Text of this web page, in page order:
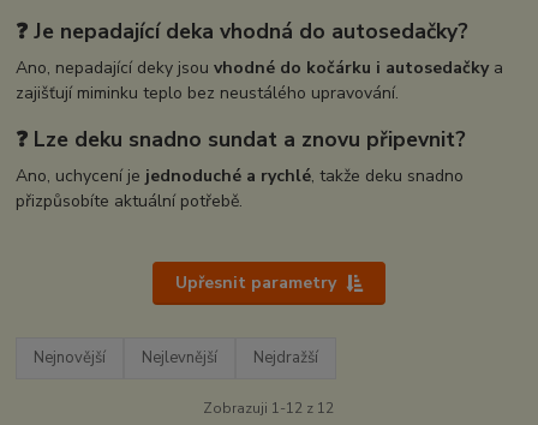
❓ Je nepadající deka vhodná do autosedačky?
Ano, nepadající deky jsouvhodné do kočárku i autosedačkya
zajišťují miminku teplo bez neustálého upravování.
❓ Lze deku snadno sundat a znovu připevnit?
Ano, uchycení je jednoduché a rychlé, takže deku snadno
přizpůsobíte aktuální potřebě.
Upřesnit parametry
Nejnovější Nejlevnější Nejdražší
Zobrazuji 1-12 z 12